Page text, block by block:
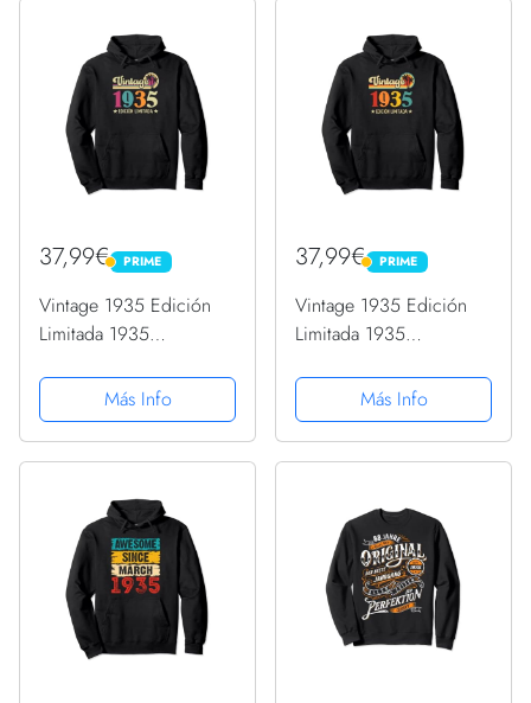
37,99€ PRIME
PRIME
Vintage 1935 Edición
Limitada 1935
con Capucha
Más Info
37,99€ PRIME
PRIME
Vintage 1935 Edición
Limitada 1935
con Capucha
Más Info